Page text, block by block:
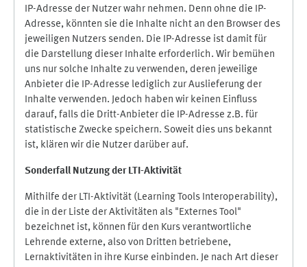
IP-Adresse der Nutzer wahr nehmen. Denn ohne die IP-
Adresse, könnten sie die Inhalte nicht an den Browser des
jeweiligen Nutzers senden. Die IP-Adresse ist damit für
die Darstellung dieser Inhalte erforderlich. Wir bemühen
uns nur solche Inhalte zu verwenden, deren jeweilige
Anbieter die IP-Adresse lediglich zur Auslieferung der
Inhalte verwenden. Jedoch haben wir keinen Einfluss
darauf, falls die Dritt-Anbieter die IP-Adresse z.B. für
statistische Zwecke speichern. Soweit dies uns bekannt
ist, klären wir die Nutzer darüber auf.
Sonderfall Nutzung der LTI-Aktivität
Mithilfe der LTI-Aktivität (Learning Tools Interoperability),
die in der Liste der Aktivitäten als "Externes Tool"
bezeichnet ist, können für den Kurs verantwortliche
Lehrende externe, also von Dritten betriebene,
Lernaktivitäten in ihre Kurse einbinden. Je nach Art dieser